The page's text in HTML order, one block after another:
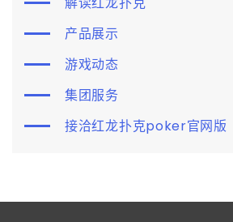
产品展示
游戏动态
集团服务
接洽红龙扑克poker官网版